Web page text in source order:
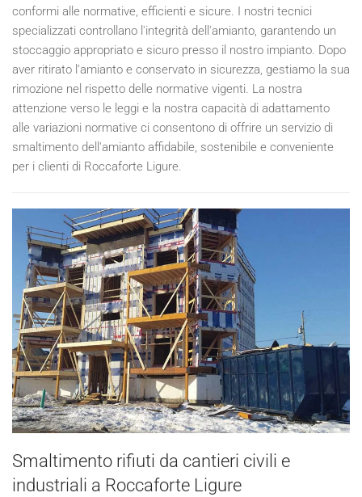
conformi alle normative, efficienti e sicure. I nostri tecnici
specializzati controllano l'integrità dell'amianto, garantendo un
stoccaggio appropriato e sicuro presso il nostro impianto. Dopo
aver ritirato l’amianto e conservato in sicurezza, gestiamo la sua
rimozione nel rispetto delle normative vigenti. La nostra
attenzione verso le leggi e la nostra capacità di adattamento
alle variazioni normative ci consentono di offrire un servizio di
smaltimento dell'amianto affidabile, sostenibile e conveniente
per i clienti di Roccaforte Ligure.
Smaltimento rifiuti da cantieri civili e
industriali a Roccaforte Ligure